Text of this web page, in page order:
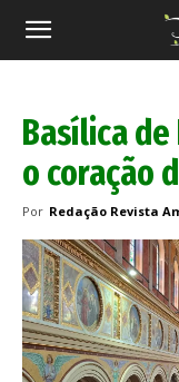
Revista
Basílica
o coração
Por Redação Revista